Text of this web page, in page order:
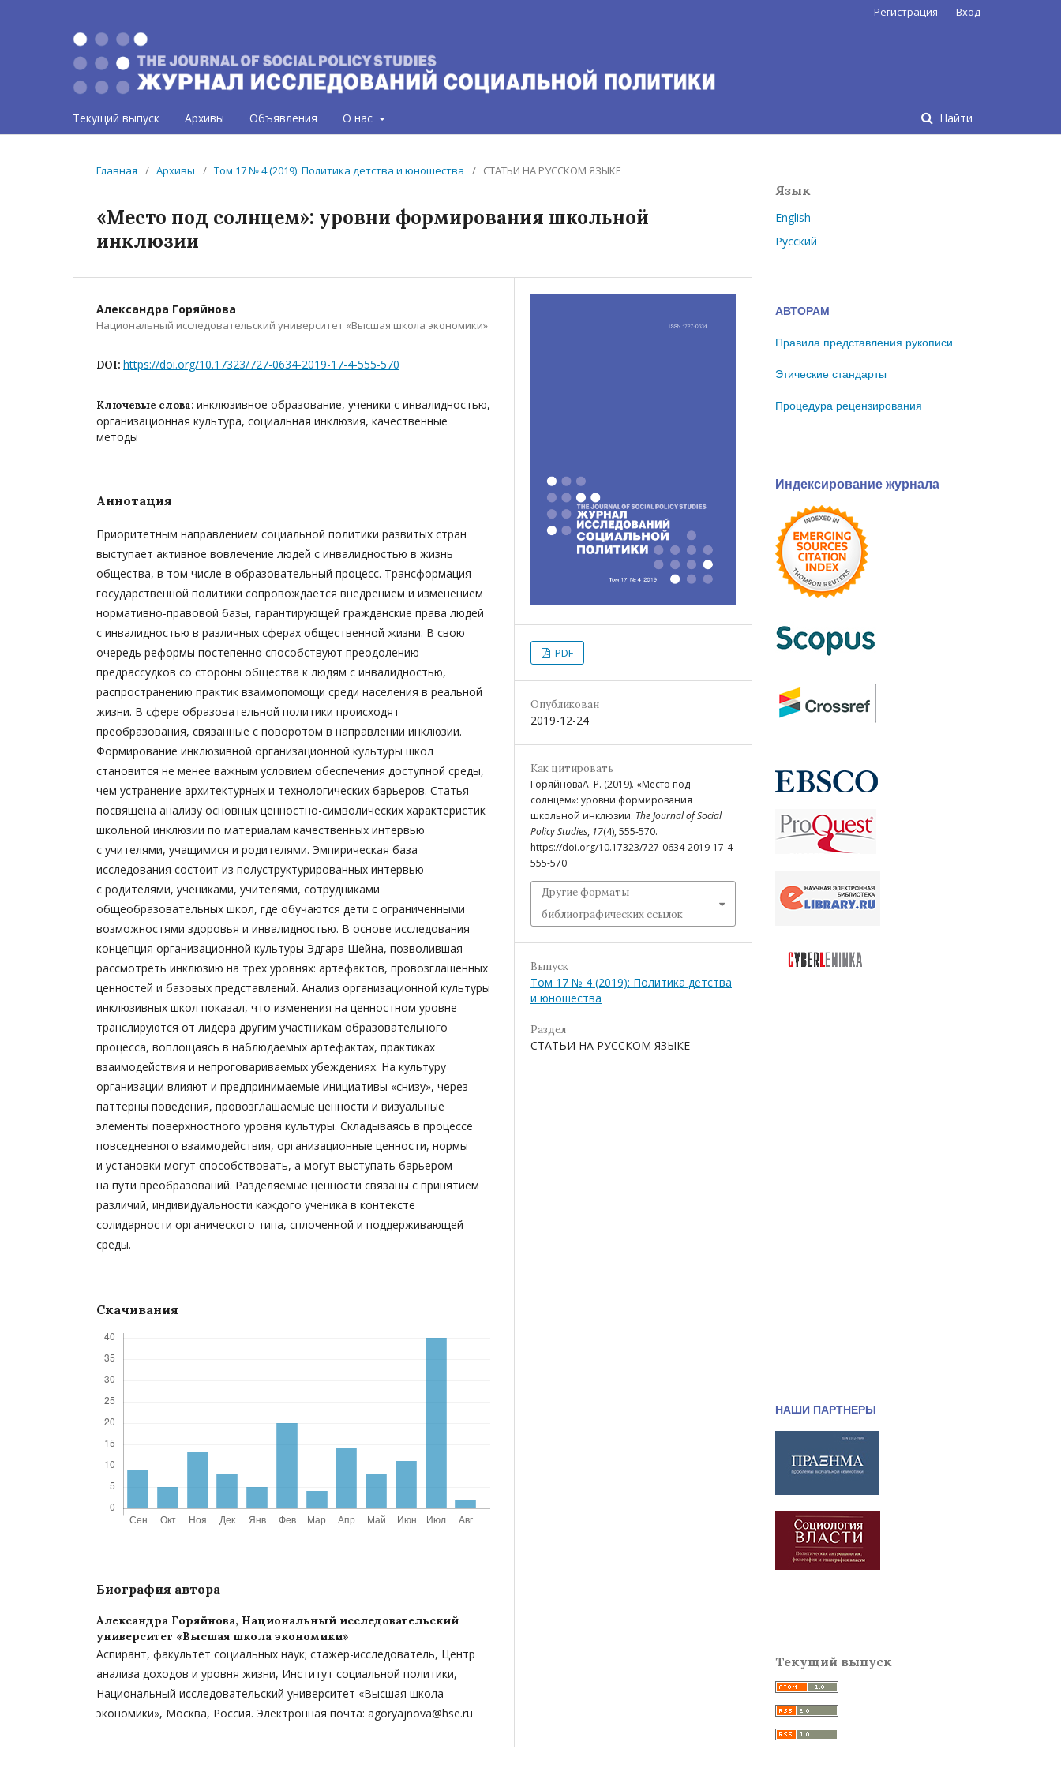
Текущий выпуск Архивы Объявления О нас Найти
Регистрация Вход
Главная / Архивы / Том 17 № 4 (2019): Политика детства и юношества / СТАТЬИ НА РУССКОМ ЯЗЫКЕ
«Место под солнцем»: уровни формирования школьной
инклюзии
Александра Горяйнова
Национальный исследовательский университет «Высшая школа экономики»
DOI: https://doi.org/10.17323/727-0634-2019-17-4-555-570
Ключевые слова: инклюзивное образование, ученики с инвалидностью,
организационная культура, социальная инклюзия, качественные
методы
Аннотация
Приоритетным направлением социальной политики развитых стран
выступает активное вовлечение людей с инвалидностью в жизнь
общества, в том числе в образовательный процесс. Трансформация
государственной политики сопровождается внедрением и изменением
нормативно-правовой базы, гарантирующей гражданские права людей
с инвалидностью в различных сферах общественной жизни. В свою
очередь реформы постепенно способствуют преодолению
предрассудков со стороны общества к людям с инвалидностью,
распространению практик взаимопомощи среди населения в реальной
жизни. В сфере образовательной политики происходят
преобразования, связанные с поворотом в направлении инклюзии.
Формирование инклюзивной организационной культуры школ
становится не менее важным условием обеспечения доступной среды,
чем устранение архитектурных и технологических барьеров. Статья
посвящена анализу основных ценностно-символических характеристик
школьной инклюзии по материалам качественных интервью
с учителями, учащимися и родителями. Эмпирическая база
исследования состоит из полуструктурированных интервью
с родителями, учениками, учителями, сотрудниками
общеобразовательных школ, где обучаются дети с ограниченными
возможностями здоровья и инвалидностью. В основе исследования
концепция организационной культуры Эдгара Шейна, позволившая
рассмотреть инклюзию на трех уровнях: артефактов, провозглашенных
ценностей и базовых представлений. Анализ организационной культуры
инклюзивных школ показал, что изменения на ценностном уровне
транслируются от лидера другим участникам образовательного
процесса, воплощаясь в наблюдаемых артефактах, практиках
взаимодействия и непроговариваемых убеждениях. На культуру
организации влияют и предпринимаемые инициативы «снизу», через
паттерны поведения, провозглашаемые ценности и визуальные
элементы поверхностного уровня культуры. Складываясь в процессе
повседневного взаимодействия, организационные ценности, нормы
и установки могут способствовать, а могут выступать барьером
на пути преобразований. Разделяемые ценности связаны с принятием
различий, индивидуальности каждого ученика в контексте
солидарности органического типа, сплоченной и поддерживающей
среды.
Скачивания
Биография автора
Александра Горяйнова, Национальный исследовательский
университет «Высшая школа экономики»
Аспирант, факультет социальных наук; стажер-исследователь, Центр
анализа доходов и уровня жизни, Институт социальной политики,
Национальный исследовательский университет «Высшая школа
экономики», Москва, Россия. Электронная почта: agoryajnova@hse.ru
PDF
Опубликован
2019-12-24
Как цитировать
ГоряйноваА. Р. (2019). «Место под
солнцем»: уровни формирования
школьной инклюзии. The Journal of Social
Policy Studies, 17(4), 555-570.
https://doi.org/10.17323/727-0634-2019-17-4-
555-570
Другие форматы
библиографических ссылок
Выпуск
Том 17 № 4 (2019): Политика детства
и юношества
Раздел
СТАТЬИ НА РУССКОМ ЯЗЫКЕ
Язык
English
Русский
АВТОРАМ
Правила представления рукописи
Этические стандарты
Процедура рецензирования
Индексирование журнала
НАШИ ПАРТНЕРЫ
Текущий выпуск